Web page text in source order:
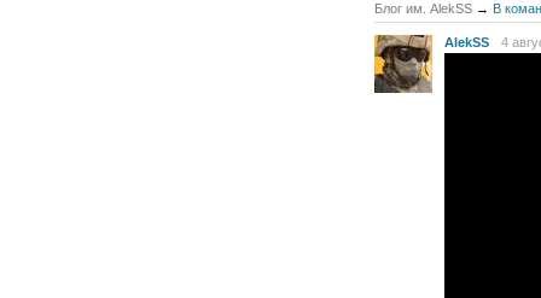
Блог им. AlekSS → В
AlekSS 4